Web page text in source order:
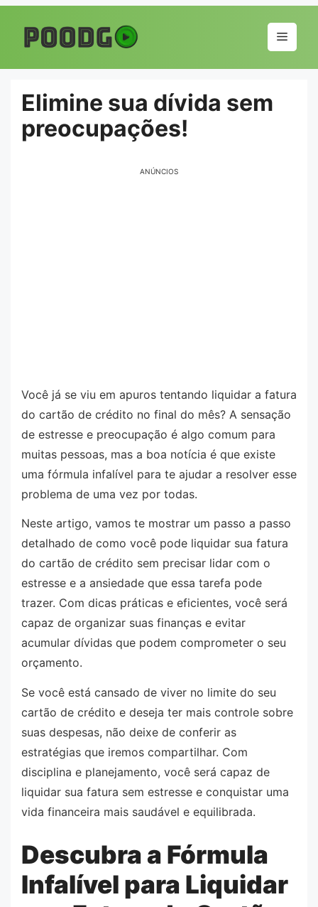
para
conteúdo
Menu
Elimine sua dívida sem
preocupações!
ANÚNCIOS
Você já se viu em apuros tentando liquidar a fatura
do cartão de crédito no final do mês? A sensação
de estresse e preocupação é algo comum para
muitas pessoas, mas a boa notícia é que existe
uma fórmula infalível para te ajudar a resolver esse
problema de uma vez por todas.
Neste artigo, vamos te mostrar um passo a passo
detalhado de como você pode liquidar sua fatura
do cartão de crédito sem precisar lidar com o
estresse e a ansiedade que essa tarefa pode
trazer. Com dicas práticas e eficientes, você será
capaz de organizar suas finanças e evitar
acumular dívidas que podem comprometer o seu
orçamento.
Se você está cansado de viver no limite do seu
cartão de crédito e deseja ter mais controle sobre
suas despesas, não deixe de conferir as
estratégias que iremos compartilhar. Com
disciplina e planejamento, você será capaz de
liquidar sua fatura sem estresse e conquistar uma
vida financeira mais saudável e equilibrada.
Descubra a Fórmula
Infalível para Liquidar